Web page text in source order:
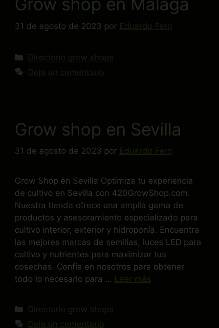
31 de agosto de 2023 por Eduardo Ferri
Directorio grow shops
Deja un comentario
Grow shop en Sevilla
31 de agosto de 2023 por Eduardo Ferri
Grow Shop en Sevilla Optimiza tu experiencia
de cultivo en Sevilla con 420GrowShop.com.
Nuestra tienda ofrece una amplia gama de
productos y asesoramiento especializado para
cultivo interior, exterior y hidroponía. Encuentra
las mejores marcas de semillas, luces LED para
cultivo y nutrientes para maximizar tus
cosechas. Confía en nosotros para obtener
todo lo necesario para … Leer más
Directorio grow shops
Deja un comentario